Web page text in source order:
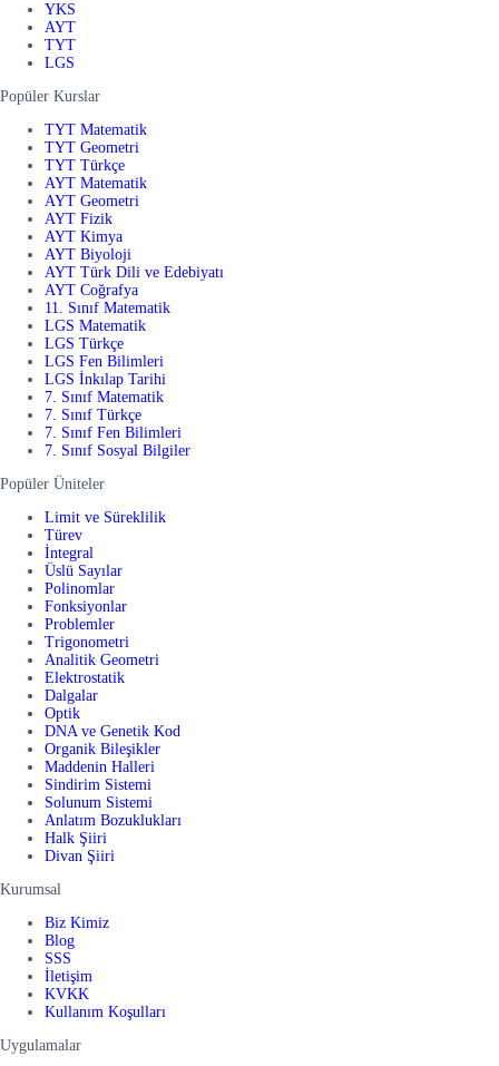
YKS
AYT
TYT
LGS
Popüler Kurslar
TYT Matematik
TYT Geometri
TYT Türkçe
AYT Matematik
AYT Geometri
AYT Fizik
AYT Kimya
AYT Biyoloji
AYT Türk Dili ve Edebiyatı
AYT Coğrafya
11. Sınıf Matematik
LGS Matematik
LGS Türkçe
LGS Fen Bilimleri
LGS İnkılap Tarihi
7. Sınıf Matematik
7. Sınıf Türkçe
7. Sınıf Fen Bilimleri
7. Sınıf Sosyal Bilgiler
Popüler Üniteler
Limit ve Süreklilik
Türev
İntegral
Üslü Sayılar
Polinomlar
Fonksiyonlar
Problemler
Trigonometri
Analitik Geometri
Elektrostatik
Dalgalar
Optik
DNA ve Genetik Kod
Organik Bileşikler
Maddenin Halleri
Sindirim Sistemi
Solunum Sistemi
Anlatım Bozuklukları
Halk Şiiri
Divan Şiiri
Kurumsal
Biz Kimiz
Blog
SSS
İletişim
KVKK
Kullanım Koşulları
Uygulamalar